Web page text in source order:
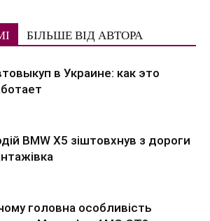
БІЛЬШЕ ВІД АВТОРА
в Украине: как это
BMW X5 зіштовхнув з дороги
головна особливість